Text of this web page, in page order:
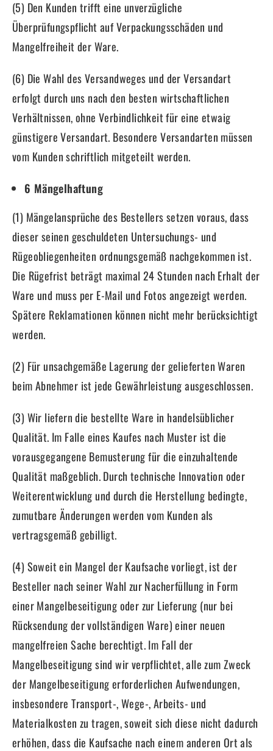
(5) Den Kunden trifft eine unverzügliche
Überprüfungspflicht auf Verpackungsschäden und
Mangelfreiheit der Ware.
(6) Die Wahl des Versandweges und der Versandart
erfolgt durch uns nach den besten wirtschaftlichen
Verhältnissen, ohne Verbindlichkeit für eine etwaig
günstigere Versandart. Besondere Versandarten müssen
vom Kunden schriftlich mitgeteilt werden.
6 Mängelhaftung
(1) Mängelansprüche des Bestellers setzen voraus, dass
dieser seinen geschuldeten Untersuchungs- und
Rügeobliegenheiten ordnungsgemäß nachgekommen ist.
Die Rügefrist beträgt maximal 24 Stunden nach Erhalt der
Ware und muss per E-Mail und Fotos angezeigt werden.
Spätere Reklamationen können nicht mehr berücksichtigt
werden.
(2) Für unsachgemäße Lagerung der gelieferten Waren
beim Abnehmer ist jede Gewährleistung ausgeschlossen.
(3) Wir liefern die bestellte Ware in handelsüblicher
Qualität. Im Falle eines Kaufes nach Muster ist die
vorausgegangene Bemusterung für die einzuhaltende
Qualität maßgeblich. Durch technische Innovation oder
Weiterentwicklung und durch die Herstellung bedingte,
zumutbare Änderungen werden vom Kunden als
vertragsgemäß gebilligt.
(4) Soweit ein Mangel der Kaufsache vorliegt, ist der
Besteller nach seiner Wahl zur Nacherfüllung in Form
einer Mangelbeseitigung oder zur Lieferung (nur bei
Rücksendung der vollständigen Ware) einer neuen
mangelfreien Sache berechtigt. Im Fall der
Mangelbeseitigung sind wir verpflichtet, alle zum Zweck
der Mangelbeseitigung erforderlichen Aufwendungen,
insbesondere Transport-, Wege-, Arbeits- und
Materialkosten zu tragen, soweit sich diese nicht dadurch
erhöhen, dass die Kaufsache nach einem anderen Ort als